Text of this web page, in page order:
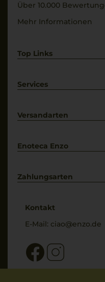
Über 10.000
Mehr Informationen
Top Links
Weißwein
Services
Kontakt
Versandarten
Enoteca Enzo
Bewertungs-Richtlinien
Zahlungsarten
Kontakt
E-Mail: ciao@enzo.de